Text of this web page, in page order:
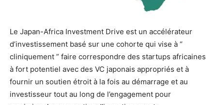
Le Japan-Africa Investment Drive est un accélérateur
d’investissement basé sur une cohorte qui vise à “
cliniquement ” faire correspondre des startups africaines
à fort potentiel avec des VC japonais appropriés et à
fournir un soutien étroit à la fois au démarrage et au
investisseur tout au long de l’engagement pour